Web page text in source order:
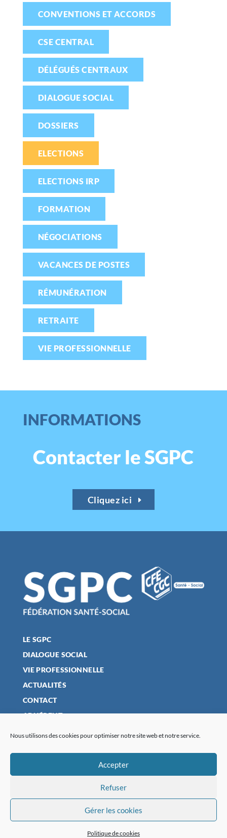
Nous utilisons des cookies pour optimiser notre site web et notre service.
Accepter
Refuser
Gérer les cookies
Politique de cookies
CONVENTIONS ET ACCORDS
CSE CENTRAL
DÉLÉGUÉS CENTRAUX
DIALOGUE SOCIAL
DOSSIERS
ELECTIONS
ELECTIONS IRP
FORMATION
NÉGOCIATIONS
VACANCES DE POSTES
RÉMUNÉRATION
RETRAITE
VIE PROFESSIONNELLE
INFORMATIONS
Contacter le SGPC
Cliquez ici
LE SGPC
DIALOGUE SOCIAL
VIE PROFESSIONNELLE
ACTUALITÉS
CONTACT
ADHÉRENT
POLITIQUE DE CONFIDENTIALITÉ
POLITIQUE DE COOKIES (UE)